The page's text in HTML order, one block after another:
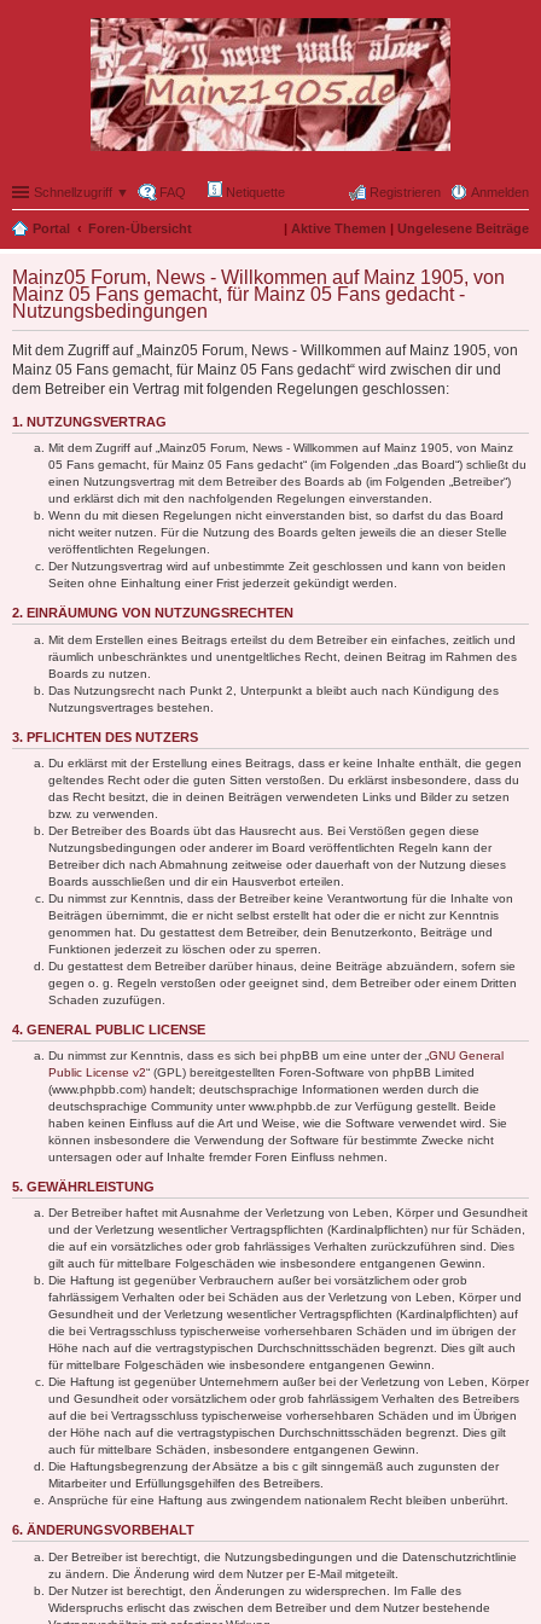
Schnellzugriff ▼ FAQ Netiquette Anmelden
Registrieren
Portal Foren-Übersicht | Aktive Themen | Ungelesene Beiträge
Mainz05 Forum, News - Willkommen auf Mainz 1905, von
Mainz 05 Fans gemacht, für Mainz 05 Fans gedacht -
Nutzungsbedingungen
Mit dem Zugriff auf „Mainz05 Forum, News - Willkommen auf Mainz 1905, von
Mainz 05 Fans gemacht, für Mainz 05 Fans gedacht“ wird zwischen dir und
dem Betreiber ein Vertrag mit folgenden Regelungen geschlossen:
1. NUTZUNGSVERTRAG
Mit dem Zugriff auf „Mainz05 Forum, News - Willkommen auf Mainz 1905, von Mainz
05 Fans gemacht, für Mainz 05 Fans gedacht“ (im Folgenden „das Board“) schließt du
einen Nutzungsvertrag mit dem Betreiber des Boards ab (im Folgenden „Betreiber“)
und erklärst dich mit den nachfolgenden Regelungen einverstanden.
Wenn du mit diesen Regelungen nicht einverstanden bist, so darfst du das Board
nicht weiter nutzen. Für die Nutzung des Boards gelten jeweils die an dieser Stelle
veröffentlichten Regelungen.
Der Nutzungsvertrag wird auf unbestimmte Zeit geschlossen und kann von beiden
Seiten ohne Einhaltung einer Frist jederzeit gekündigt werden.
2. EINRÄUMUNG VON NUTZUNGSRECHTEN
Mit dem Erstellen eines Beitrags erteilst du dem Betreiber ein einfaches, zeitlich und
räumlich unbeschränktes und unentgeltliches Recht, deinen Beitrag im Rahmen des
Boards zu nutzen.
Das Nutzungsrecht nach Punkt 2, Unterpunkt a bleibt auch nach Kündigung des
Nutzungsvertrages bestehen.
3. PFLICHTEN DES NUTZERS
Du erklärst mit der Erstellung eines Beitrags, dass er keine Inhalte enthält, die gegen
geltendes Recht oder die guten Sitten verstoßen. Du erklärst insbesondere, dass du
das Recht besitzt, die in deinen Beiträgen verwendeten Links und Bilder zu setzen
bzw. zu verwenden.
Der Betreiber des Boards übt das Hausrecht aus. Bei Verstößen gegen diese
Nutzungsbedingungen oder anderer im Board veröffentlichten Regeln kann der
Betreiber dich nach Abmahnung zeitweise oder dauerhaft von der Nutzung dieses
Boards ausschließen und dir ein Hausverbot erteilen.
Du nimmst zur Kenntnis, dass der Betreiber keine Verantwortung für die Inhalte von
Beiträgen übernimmt, die er nicht selbst erstellt hat oder die er nicht zur Kenntnis
genommen hat. Du gestattest dem Betreiber, dein Benutzerkonto, Beiträge und
Funktionen jederzeit zu löschen oder zu sperren.
Du gestattest dem Betreiber darüber hinaus, deine Beiträge abzuändern, sofern sie
gegen o. g. Regeln verstoßen oder geeignet sind, dem Betreiber oder einem Dritten
Schaden zuzufügen.
4. GENERAL PUBLIC LICENSE
Du nimmst zur Kenntnis, dass es sich bei phpBB um eine unter der „ GNU General
Public License v2“ (GPL) bereitgestellten Foren-Software von phpBB Limited
(www.phpbb.com) handelt; deutschsprachige Informationen werden durch die
deutschsprachige Community unter www.phpbb.de zur Verfügung gestellt. Beide
haben keinen Einfluss auf die Art und Weise, wie die Software verwendet wird. Sie
können insbesondere die Verwendung der Software für bestimmte Zwecke nicht
untersagen oder auf Inhalte fremder Foren Einfluss nehmen.
5. GEWÄHRLEISTUNG
Der Betreiber haftet mit Ausnahme der Verletzung von Leben, Körper und Gesundheit
und der Verletzung wesentlicher Vertragspflichten (Kardinalpflichten) nur für Schäden,
die auf ein vorsätzliches oder grob fahrlässiges Verhalten zurückzuführen sind. Dies
gilt auch für mittelbare Folgeschäden wie insbesondere entgangenen Gewinn.
Die Haftung ist gegenüber Verbrauchern außer bei vorsätzlichem oder grob
fahrlässigem Verhalten oder bei Schäden aus der Verletzung von Leben, Körper und
Gesundheit und der Verletzung wesentlicher Vertragspflichten (Kardinalpflichten) auf
die bei Vertragsschluss typischerweise vorhersehbaren Schäden und im übrigen der
Höhe nach auf die vertragstypischen Durchschnittsschäden begrenzt. Dies gilt auch
für mittelbare Folgeschäden wie insbesondere entgangenen Gewinn.
Die Haftung ist gegenüber Unternehmern außer bei der Verletzung von Leben, Körper
und Gesundheit oder vorsätzlichem oder grob fahrlässigem Verhalten des Betreibers
auf die bei Vertragsschluss typischerweise vorhersehbaren Schäden und im Übrigen
der Höhe nach auf die vertragstypischen Durchschnittsschäden begrenzt. Dies gilt
auch für mittelbare Schäden, insbesondere entgangenen Gewinn.
Die Haftungsbegrenzung der Absätze a bis c gilt sinngemäß auch zugunsten der
Mitarbeiter und Erfüllungsgehilfen des Betreibers.
Ansprüche für eine Haftung aus zwingendem nationalem Recht bleiben unberührt.
6. ÄNDERUNGSVORBEHALT
Der Betreiber ist berechtigt, die Nutzungsbedingungen und die Datenschutzrichtlinie
zu ändern. Die Änderung wird dem Nutzer per E-Mail mitgeteilt.
Der Nutzer ist berechtigt, den Änderungen zu widersprechen. Im Falle des
Widerspruchs erlischt das zwischen dem Betreiber und dem Nutzer bestehende